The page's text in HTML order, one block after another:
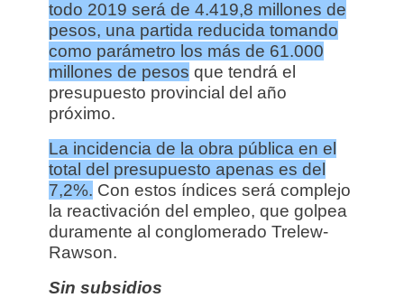
todo 2019 será de 4.419,8 millones de
pesos, una partida reducida tomando
como parámetro los más de 61.000
millones de pesos que tendrá el
presupuesto provincial del año
próximo.
La incidencia de la obra pública en el
total del presupuesto apenas es del
7,2%. Con estos índices será complejo
la reactivación del empleo, que golpea
duramente al conglomerado Trelew-
Rawson.
Sin subsidios